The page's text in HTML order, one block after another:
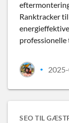
Ranktracker
professionelle
•
SEO TIL